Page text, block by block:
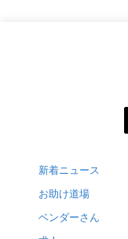
新着ニュース
お助け道場
ベンダーさん